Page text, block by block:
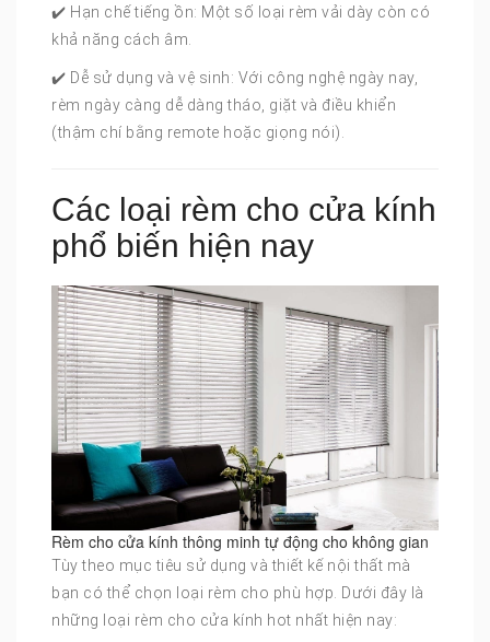
✔️ Hạn chế tiếng ồn: Một số loại rèm vải dày còn có
khả năng cách âm.
✔️ Dễ sử dụng và vệ sinh: Với công nghệ ngày nay,
rèm ngày càng dễ dàng tháo, giặt và điều khiển
(thậm chí bằng remote hoặc giọng nói).
Các loại rèm cho cửa kính
phổ biến hiện nay
Rèm cho cửa kính thông minh tự động cho không gian
Tùy theo mục tiêu sử dụng và thiết kế nội thất mà
bạn có thể chọn loại rèm cho phù hợp. Dưới đây là
những loại rèm cho cửa kính hot nhất hiện nay: